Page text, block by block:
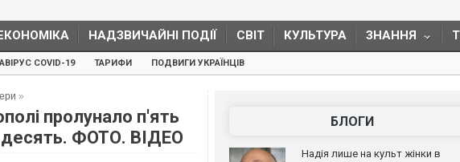
НАДЗВИЧАЙНІ ПОДІЇ СВІТ КУЛЬТУРА ЗНАННЯ
COVID-19 ТАРИФИ ПОДВИГИ УКРАЇНЦІВ
»
пролунало п'ять
десять. ФОТО. ВІДЕО
БЛОГИ
Надія лише на культ жінки в